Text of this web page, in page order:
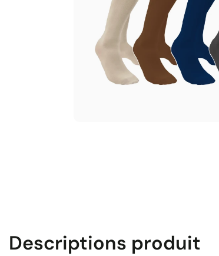
Descriptions produit